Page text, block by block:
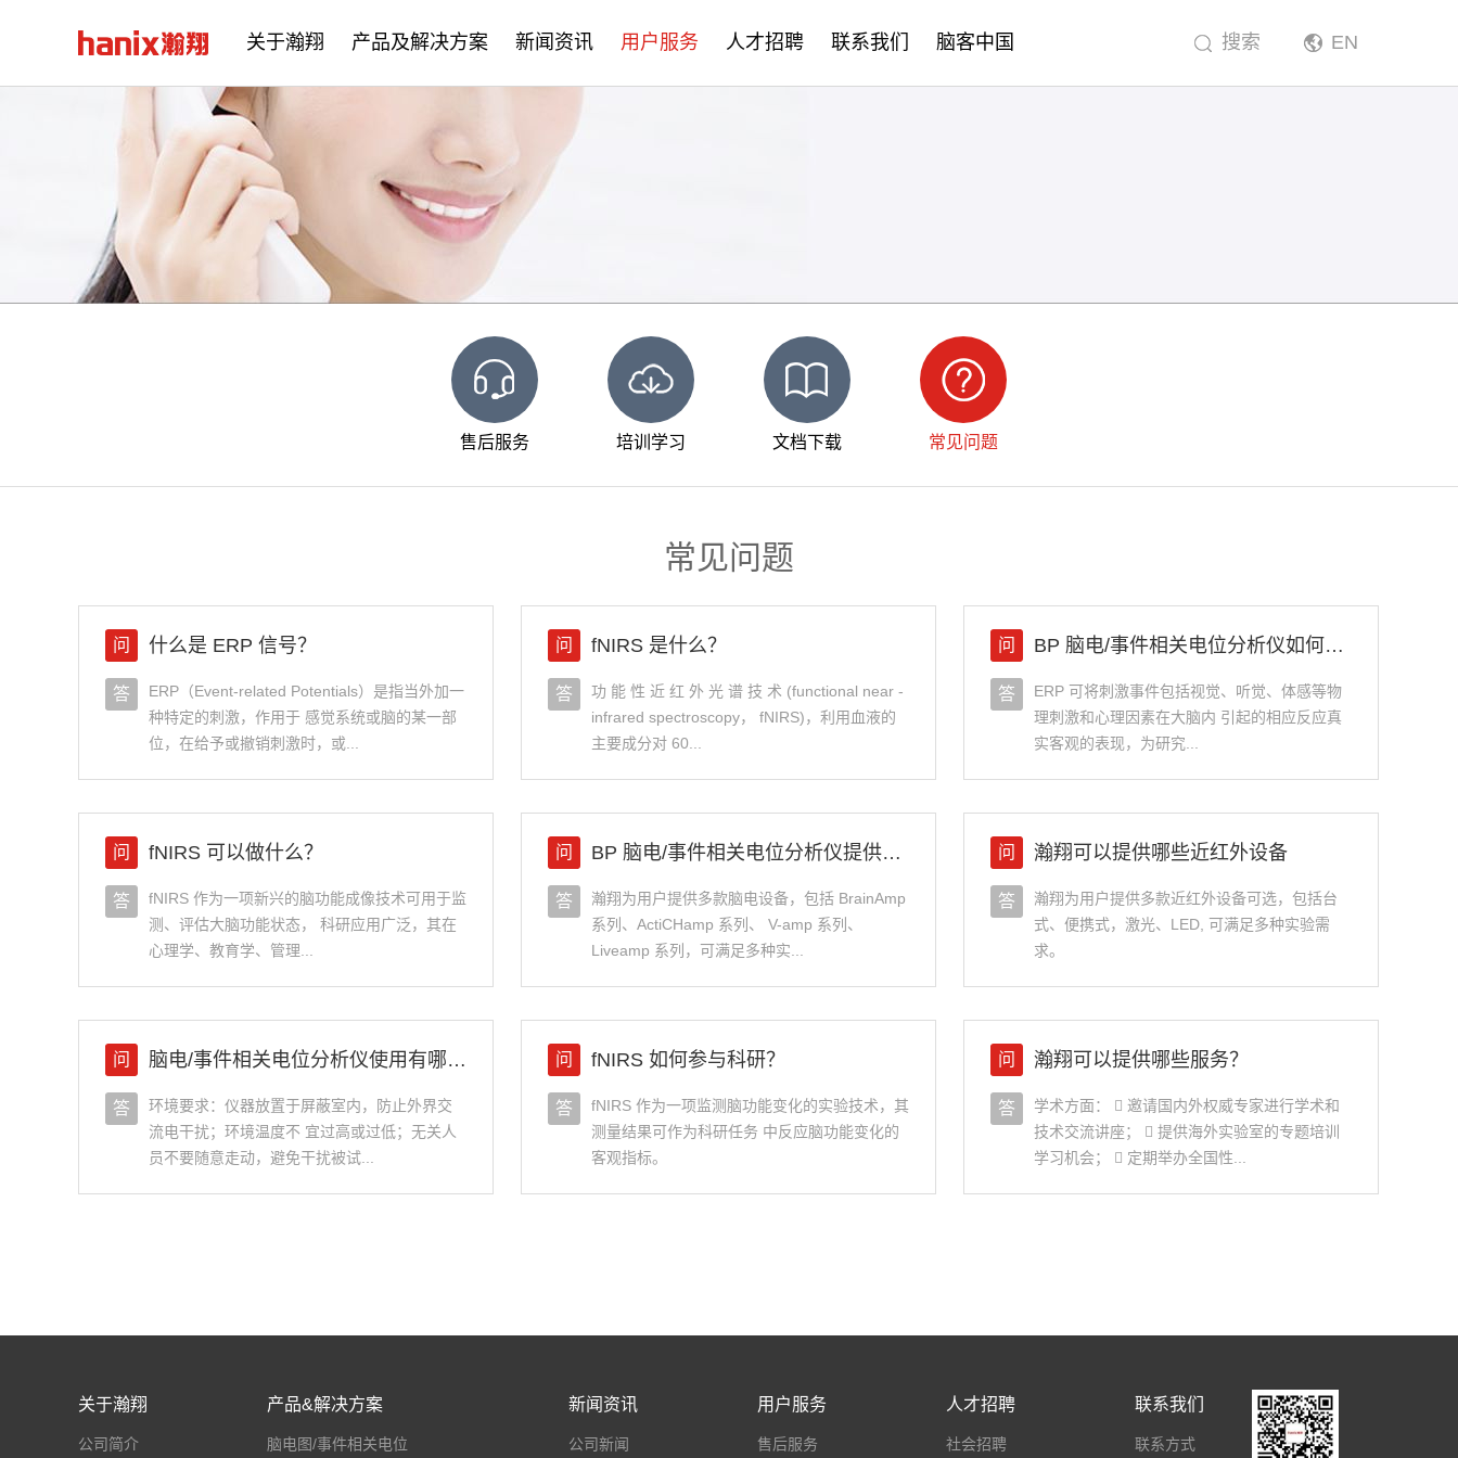
关于瀚翔
企业文化
发展历程
产品及解决方案 新闻资讯
产品资讯
脑客中国
用户服务 人才招聘 联系我们 脑客中国 EN
搜索
售后服务 培训学习 文档下载 常见问题
常见问题
问 什么是 ERP 信号？
答
ERP（Event-related Potentials）是指当外加一
种特定的刺激，作用于 感觉系统或脑的某一部
位，在给予或撤销刺激时，或...
问 fNIRS 是什么？
答
功 能 性 近 红 外 光 谱 技 术 (functional near -
infrared spectroscopy， fNIRS)，利用血液的
主要成分对 60...
问 BP 脑电/事件相关电位分析仪如何参与科学研究？
答
ERP 可将刺激事件包括视觉、听觉、体感等物
理刺激和心理因素在大脑内 引起的相应反应真
实客观的表现，为研究...
问 fNIRS 可以做什么？
答
fNIRS 作为一项新兴的脑功能成像技术可用于监
测、评估大脑功能状态， 科研应用广泛，其在
心理学、教育学、管理...
问 BP 脑电/事件相关电位分析仪提供哪些型号供客户选择？
答
瀚翔为用户提供多款脑电设备，包括 BrainAmp
系列、ActiCHamp 系列、 V-amp 系列、
Liveamp 系列，可满足多种实...
问 瀚翔可以提供哪些近红外设备
答
瀚翔为用户提供多款近红外设备可选，包括台
式、便携式，激光、LED, 可满足多种实验需
求。
问 脑电/事件相关电位分析仪使用有哪些注意事项？
答
环境要求：仪器放置于屏蔽室内，防止外界交
流电干扰；环境温度不 宜过高或过低；无关人
员不要随意走动，避免干扰被试...
问 fNIRS 如何参与科研？
答
fNIRS 作为一项监测脑功能变化的实验技术，其
测量结果可作为科研任务 中反应脑功能变化的
客观指标。
问 瀚翔可以提供哪些服务？
答
学术方面：  邀请国内外权威专家进行学术和
技术交流讲座；  提供海外实验室的专题培训
学习机会；  定期举办全国性...
关于瀚翔
公司简介
产品&解决方案
脑电图/事件相关电位
新闻资讯
公司新闻
用户服务
售后服务
人才招聘
社会招聘
联系我们
联系方式